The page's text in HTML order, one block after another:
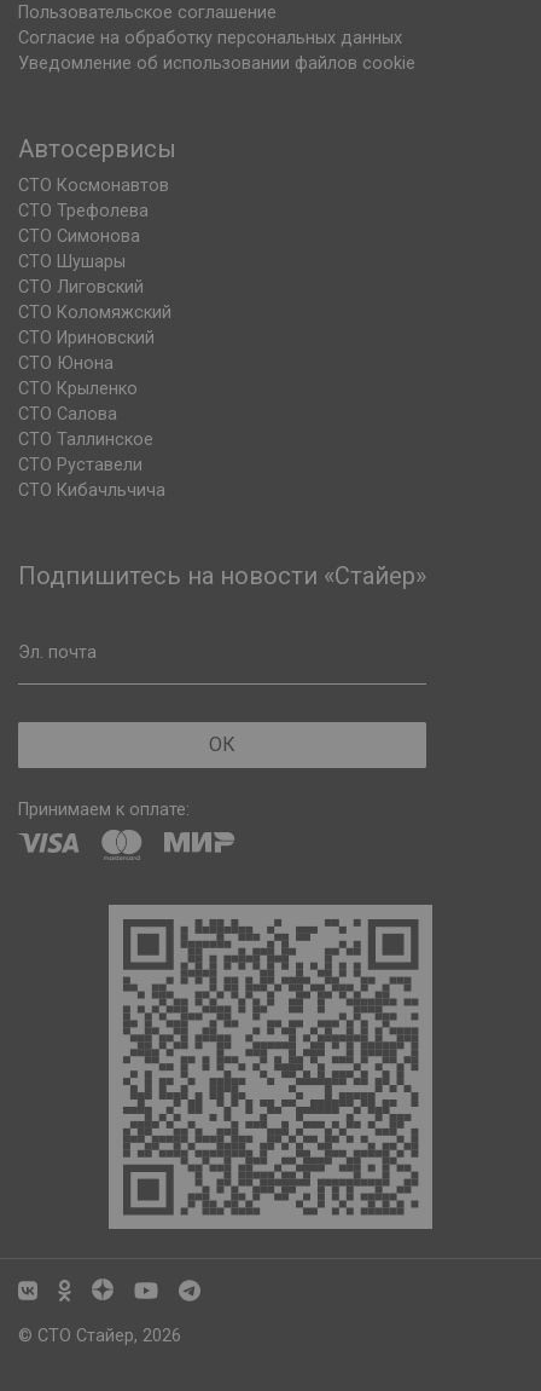
Пользовательское соглашение
Согласие на обработку персональных данных
Уведомление об использовании файлов cookie
Автосервисы
СТО Космонавтов
СТО Трефолева
СТО Симонова
СТО Шушары
СТО Лиговский
СТО Коломяжский
СТО Ириновский
СТО Юнона
СТО Крыленко
СТО Салова
СТО Таллинское
СТО Руставели
СТО Кибачльчича
Подпишитесь на новости «Стайер»
Эл. почта
ОК
Принимаем к оплате:
© СТО Стайер, 2026